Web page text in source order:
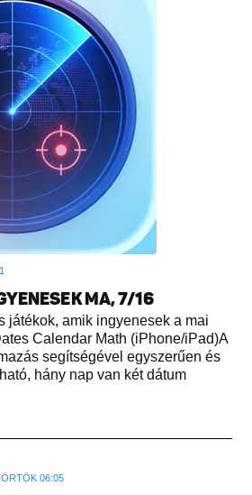
MA, 7/16
játékok, amik ingyenesek a mai
Calendar Math (iPhone/iPad)A
segítségével egyszerűen és
hány nap van két dátum
06:05